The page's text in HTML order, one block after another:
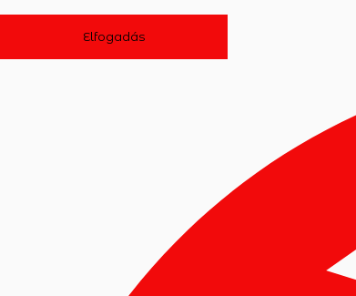
Elfogadás